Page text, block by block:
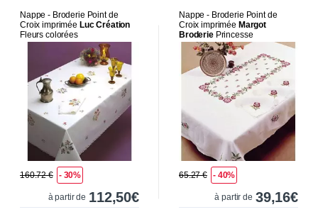
Nappe - Broderie Point de
Croix imprimée Luc Création
Fleurs colorées
160.72 € - 30%
à partir de 112,50€
Nappe - Broderie Point de
Croix imprimée Margot
BroderiePrincesse
65.27 € - 40%
à partir de 39,16€